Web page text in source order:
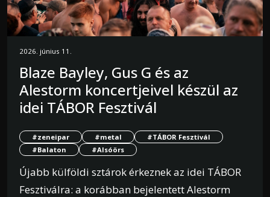
2026. június 11.
Blaze Bayley, Gus G és az
Alestorm koncertjeivel készül az
idei TÁBOR Fesztivál
#zeneipar #metal
#TÁBOR Fesztivál
#Balaton
#Alsóörs
Újabb külföldi sztárok érkeznek az idei TÁBOR
Fesztiválra: a korábban bejelentett Alestorm